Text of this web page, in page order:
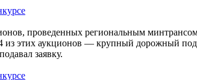
проведенных региональным
из этих аукционов — крупный дорожный
заявку.